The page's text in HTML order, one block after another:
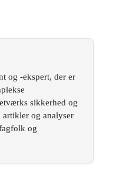
og -ekspert, der er
sikkerhed og
artikler og analyser
og